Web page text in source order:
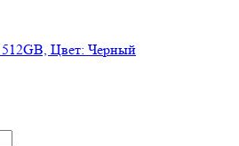
Цвет: Черный